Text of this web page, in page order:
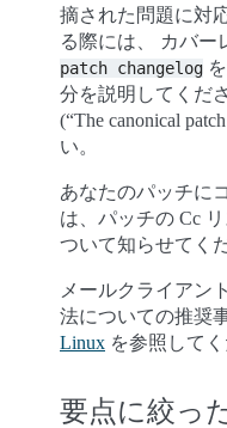
摘された問題に対
る際には、 カバー
patch changelog
分を説明してくだ
(“The canonical
い。
あなたのパッチに
は、パッチの Cc
ついて知らせてく
メールクライアン
法についての推奨
Linux を参照してく
要点に絞っ